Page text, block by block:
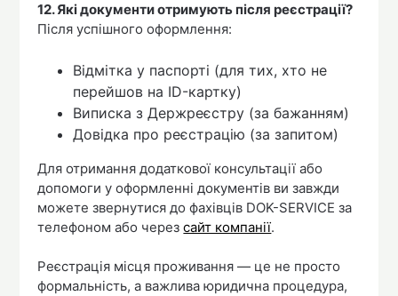
12. Які документи отримують після реєстрації?
Після успішного оформлення:
Відмітка у паспорті (для тих, хто не
перейшов на ID-картку)
Виписка з Держреєстру (за бажанням)
Довідка про реєстрацію (за запитом)
Для отримання додаткової консультації або
допомоги у оформленні документів ви завжди
можете звернутися до фахівців DOK-SERVICE за
телефоном або черезсайт компанії.
Реєстрація місця проживання — це не просто
формальність, а важлива юридична процедура,